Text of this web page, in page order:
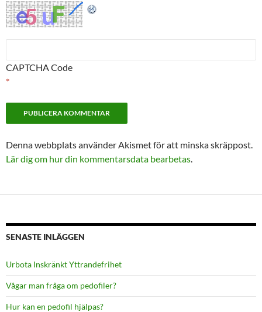
CAPTCHA Code
*
Denna webbplats använder Akismet för att minska skräppost.
Lär dig om hur din kommentarsdata bearbetas
SENASTE INLÄGGEN
Urbota Inskränkt Yttrandefrihet
Vågar man fråga om pedofiler?
Hur kan en pedofil hjälpas?